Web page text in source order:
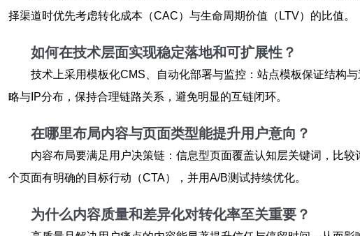
择渠道时优先考虑转化成本（CAC）与生命周期价值（LTV）的比值。
如何在技术层面实现稳定落地和可扩展性？
技术上采用模板化CMS、自动化部署与监控：站点模板保证结构
略与IP分布，保持合理链路关系，避免明显的互链闭环。
在哪里布局内容与页面类型能提升用户意向？
内容布局要满足用户决策链：信息型页面覆盖认知层关键词，比
个页面有明确的目标行动（CTA），并用A/B测试持续优化。
为什么内容质量和差异化对转化率至关重要？